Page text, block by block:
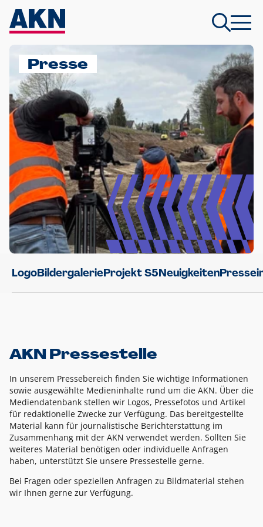
Presse
LogoBildergalerieProjekt S5Neuigkeiten
AKN Pressestelle
In unserem Pressebereich finden Sie wichtige Informationen
sowie ausgewählte Medieninhalte rund um die AKN. Über die
Mediendatenbank stellen wir Logos, Pressefotos und Artikel
für redaktionelle Zwecke zur Verfügung. Das bereitgestellte
Material kann für journalistische Berichterstattung im
Zusammenhang mit der AKN verwendet werden. Sollten Sie
weiteres Material benötigen oder individuelle Anfragen
haben, unterstützt Sie unsere Pressestelle gerne.
Bei Fragen oder speziellen Anfragen zu Bildmaterial stehen
wir Ihnen gerne zur Verfügung.